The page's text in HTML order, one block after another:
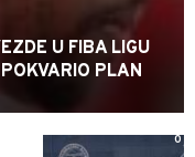
U FIBA LIGU
PLAN
0